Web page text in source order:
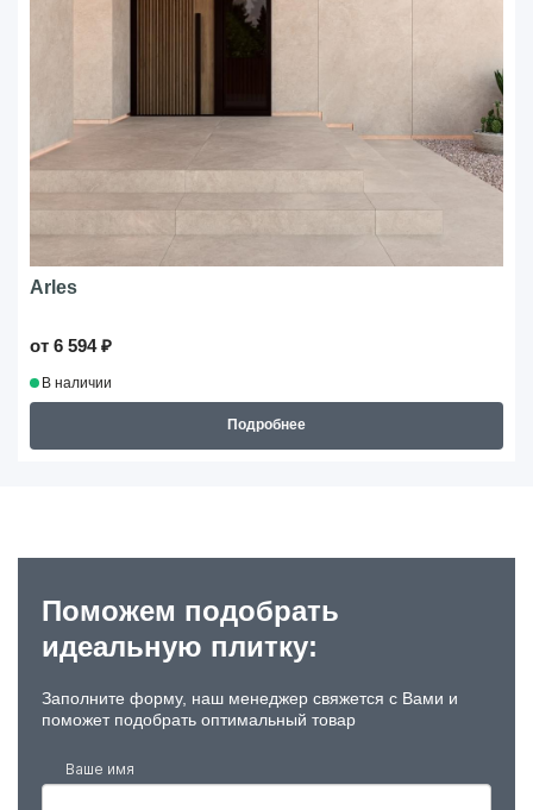
Arles
от 6 594 ₽
В наличии
Подробнее
Поможем подобрать
идеальную плитку:
Заполните форму, наш менеджер свяжется с Вами и
поможет подобрать оптимальный товар
Ваше имя